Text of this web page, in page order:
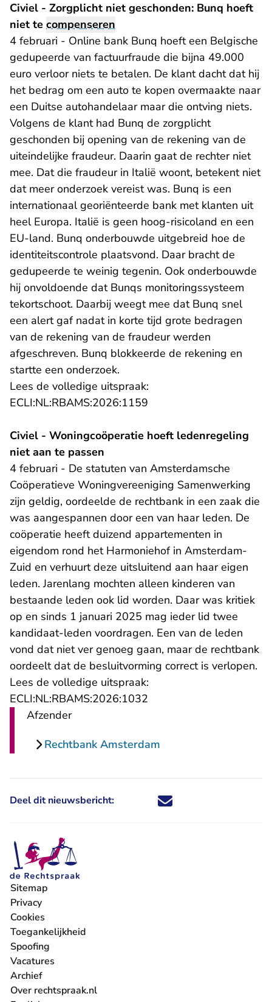
Civiel - Zorgplicht niet geschonden: Bunq hoeft
niet te compenseren
4 februari - Online bank Bunq hoeft een Belgische
gedupeerde van factuurfraude die bijna 49.000
euro verloor niets te betalen. De klant dacht dat hij
het bedrag om een auto te kopen overmaakte naar
een Duitse autohandelaar maar die ontving niets.
Volgens de klant had Bunq de zorgplicht
geschonden bij opening van de rekening van de
uiteindelijke fraudeur. Daarin gaat de rechter niet
mee. Dat die fraudeur in Italië woont, betekent niet
dat meer onderzoek vereist was. Bunq is een
internationaal georiënteerde bank met klanten uit
heel Europa. Italië is geen hoog-risicoland en een
EU-land. Bunq onderbouwde uitgebreid hoe de
identiteitscontrole plaatsvond. Daar bracht de
gedupeerde te weinig tegenin. Ook onderbouwde
hij onvoldoende dat Bunqs monitoringssysteem
tekortschoot. Daarbij weegt mee dat Bunq snel
een alert gaf nadat in korte tijd grote bedragen
van de rekening van de fraudeur werden
afgeschreven. Bunq blokkeerde de rekening en
startte een onderzoek.
Lees de volledige uitspraak:
ECLI:NL:RBAMS:2026:1159
Civiel - Woningcoöperatie hoeft ledenregeling
niet aan te passen
4 februari - De statuten van Amsterdamsche
Coöperatieve Woningvereeniging Samenwerking
zijn geldig, oordeelde de rechtbank in een zaak die
was aangespannen door een van haar leden. De
coöperatie heeft duizend appartementen in
eigendom rond het Harmoniehof in Amsterdam-
Zuid en verhuurt deze uitsluitend aan haar eigen
leden. Jarenlang mochten alleen kinderen van
bestaande leden ook lid worden. Daar was kritiek
op en sinds 1 januari 2025 mag ieder lid twee
kandidaat-leden voordragen. Een van de leden
vond dat niet ver genoeg gaan, maar de rechtbank
oordeelt dat de besluitvorming correct is verlopen.
Lees de volledige uitspraak:
ECLI:NL:RBAMS:2026:1032
Afzender
Rechtbank Amsterdam
Deel dit nieuwsbericht: Deel dit nieuwsbericht via X -
Deel dit nieuwsbericht via
Deel dit nieuwsbericht
Deel dit
Sitemap
Privacy
Cookies
Toegankelijkheid
Spoofing
Vacatures
- U verlaat Rechtspraak.nl
Archief
Over rechtspraak.nl